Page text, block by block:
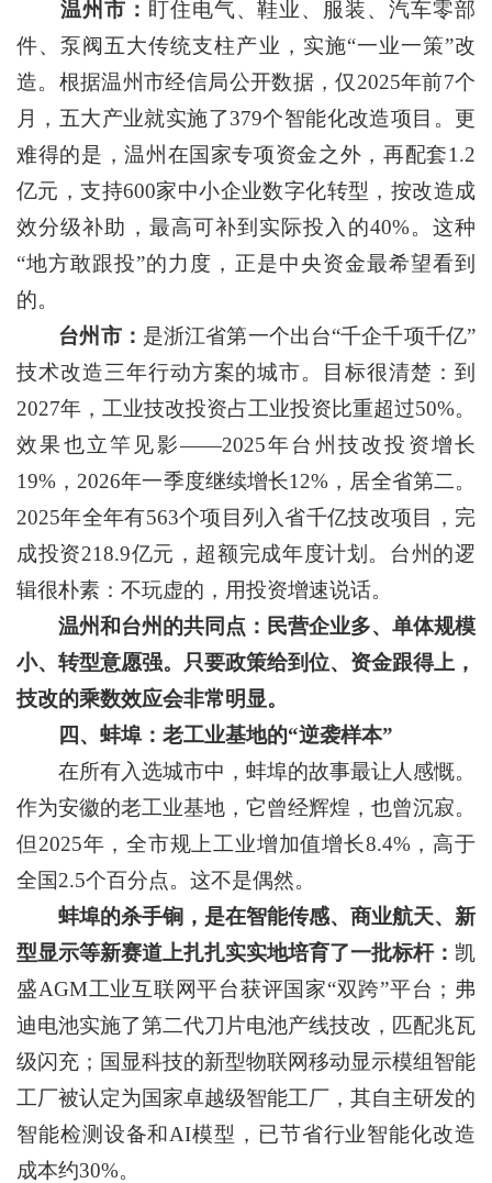
温州市： 盯住电气、鞋业、服装、汽车零部
件、泵阀五大传统支柱产业，实施“一业一策”改
造。根据温州市经信局公开数据，仅2025年前7个
月，五大产业就实施了379个智能化改造项目。更
难得的是，温州在国家专项资金之外，再配套1.2
亿元，支持600家中小企业数字化转型，按改造成
效分级补助，最高可补到实际投入的40%。这种
“地方敢跟投”的力度，正是中央资金最希望看到
的。
台州市： 是浙江省第一个出台“千企千项千亿”
技术改造三年行动方案的城市。目标很清楚：到
2027年，工业技改投资占工业投资比重超过50%。
效果也立竿见影——2025年台州技改投资增长
19%，2026年一季度继续增长12%，居全省第二。
2025年全年有563个项目列入省千亿技改项目，完
成投资218.9亿元，超额完成年度计划。台州的逻
辑很朴素：不玩虚的，用投资增速说话。
温州和台州的共同点：民营企业多、单体规模
小、转型意愿强。只要政策给到位、资金跟得上，
技改的乘数效应会非常明显。
四、蚌埠：老工业基地的“逆袭样本”
在所有入选城市中，蚌埠的故事最让人感慨。
作为安徽的老工业基地，它曾经辉煌，也曾沉寂。
但2025年，全市规上工业增加值增长8.4%，高于
全国2.5个百分点。这不是偶然。
蚌埠的杀手锏，是在智能传感、商业航天、新
型显示等新赛道上扎扎实实地培育了一批标杆： 凯
盛AGM工业互联网平台获评国家“双跨”平台；弗
迪电池实施了第二代刀片电池产线技改，匹配兆瓦
级闪充；国显科技的新型物联网移动显示模组智能
工厂被认定为国家卓越级智能工厂，其自主研发的
智能检测设备和AI模型，已节省行业智能化改造
成本约30%。